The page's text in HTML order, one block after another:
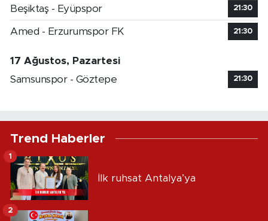
Beşiktaş - Eyüpspor 21:30
Amed - Erzurumspor FK 21:30
17 Ağustos, Pazartesi
Samsunspor - Göztepe
21:30
Trend Haberler
İlk ruhsat Antalya’ya
1
2